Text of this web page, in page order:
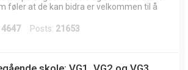
føler at de kan bidra er velkommen til å
4647Posts: 21653